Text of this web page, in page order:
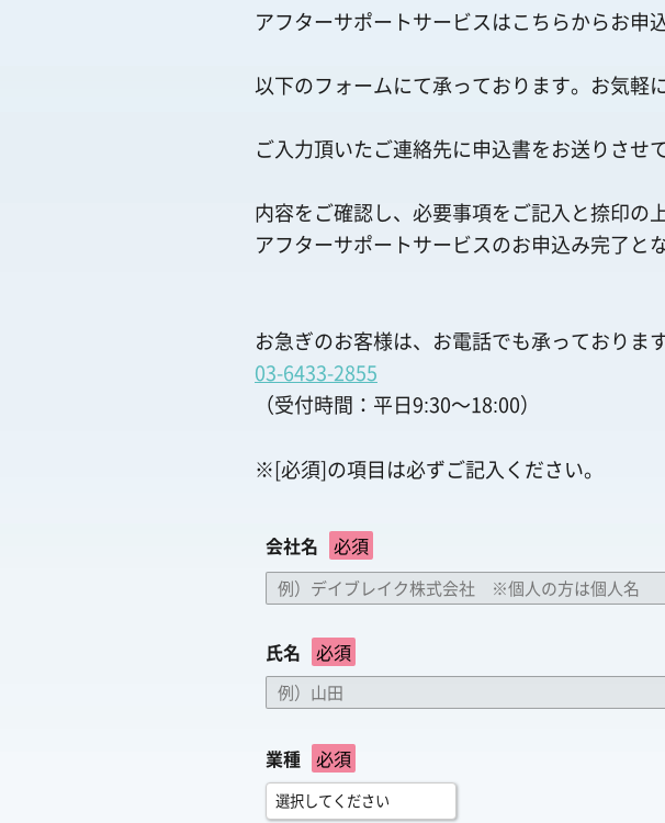
アフターサポートサービスはこちらからお申
以下のフォームにて承っております。お気軽
ご入力頂いたご連絡先に申込書をお送りさせ
内容をご確認し、必要事項をご記入と捺印の
アフターサポートサービスのお申込み完了と
お急ぎのお客様は、お電話でも承っております
03-6433-2855
（受付時間：平日9:30～18:00）
※[必須]の項目は必ずご記入ください。
会社名 必須
氏名 必須
業種 必須